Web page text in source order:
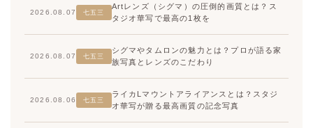
2026.08.07 七五三
Artレンズ（シグマ）の圧倒的画質とは？ス
タジオ華写で最高の1枚を
2026.08.07 七五三
シグマやタムロンの魅力とは？プロが語る家
族写真とレンズのこだわり
2026.08.06 七五三
ライカLマウントアライアンスとは？スタジ
オ華写が贈る最高画質の記念写真